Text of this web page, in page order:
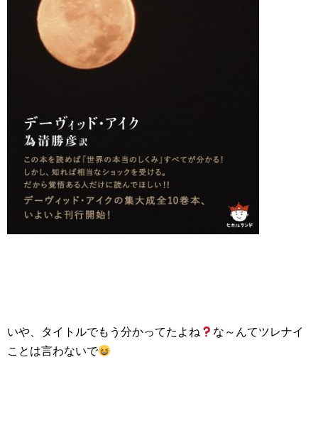
いや、タイトルでもう分かってたよね
な～んてツレナイ
ことは言わないで